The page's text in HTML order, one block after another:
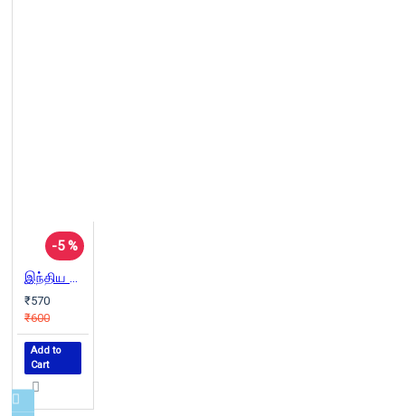
-5 %
இந்திய வரலாறு காந்திக்குப் பிறகு (பாகம் 1)
₹570
₹600
Add to
Cart